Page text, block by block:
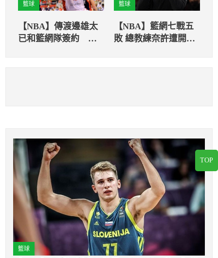
籃球
【NBA】傳渡邊雄太
已和籃網隊簽約 有
籃球
【NBA】籃網七戰五
敗 總教練奈許遭開
籃球
TOP